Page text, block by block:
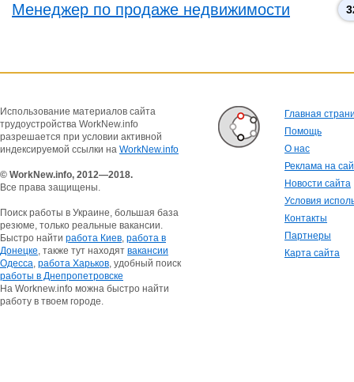
Менеджер по продаже недвижимости
Использование материалов сайта
трудоустройства WorkNew.info
разрешается при условии активной
индексируемой ссылки на WorkNew.info
© WorkNew.info, 2012—2018.
Все права защищены.
Поиск работы в Украине, большая база
резюме, только реальные вакансии.
Быстро найти работа Киев, работа в
Донецке, также тут находят вакансии
Одесса, работа Харьков, удобный поиск
работы в Днепропетровске
На Worknew.info можна быстро найти
работу в твоем городе.
Главная
Помощь
О нас
Реклама на
Новости сайта
Условия
Контакты
Партнеры
Карта сайта